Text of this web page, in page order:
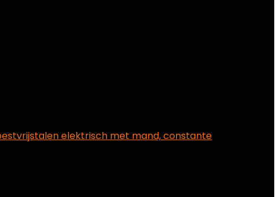
elektrisch met mand, constante